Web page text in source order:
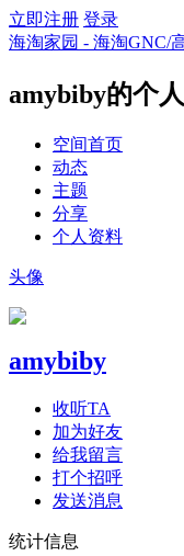
立即注册 登录
海淘家园 - 海淘GNC/
amybiby的个
空间首页
动态
主题
分享
个人资料
头像
amybiby
收听TA
加为好友
给我留言
打个招呼
发送消息
统计信息